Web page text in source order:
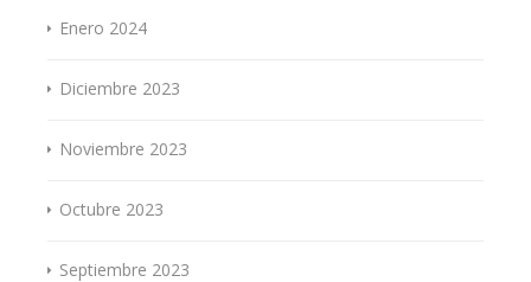
Enero 2024
Diciembre 2023
Noviembre 2023
Octubre 2023
Septiembre 2023